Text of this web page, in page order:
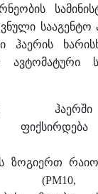
სააგენტო
ჰაერის
ავტომატური
ზოგიერთ